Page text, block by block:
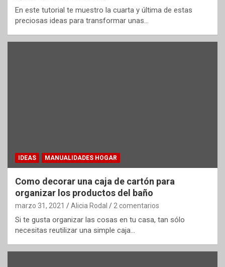
En este tutorial te muestro la cuarta y última de estas
preciosas ideas para transformar unas…
IDEAS MANUALIDADES HOGAR
Como decorar una caja de cartón para
organizar los productos del baño
marzo 31, 2021 Alicia Rodal 2 comentarios
Si te gusta organizar las cosas en tu casa, tan sólo
necesitas reutilizar una simple caja…